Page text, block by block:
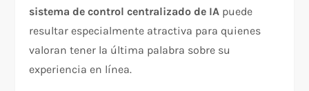
sistema de control centralizado de IA puede
resultar especialmente atractiva para quienes
valoran tener la última palabra sobre su
experiencia en línea.